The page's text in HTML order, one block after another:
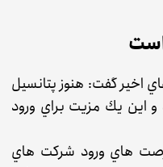
اخير گفت: هنوز پتانسيل
اين يك مزيت براي ورود
هاي ورود شركت هاي